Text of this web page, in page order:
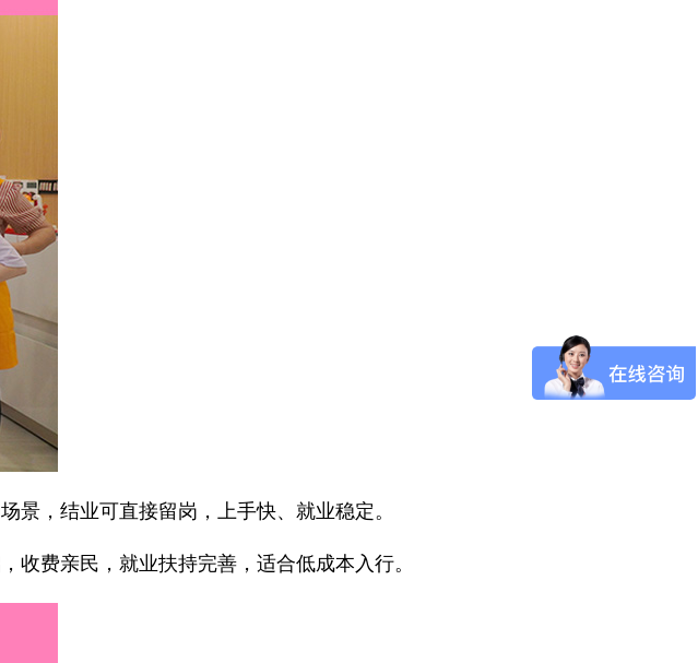
，结业可直接留岗，上手快、就业稳定。
费亲民，就业扶持完善，适合低成本入行。